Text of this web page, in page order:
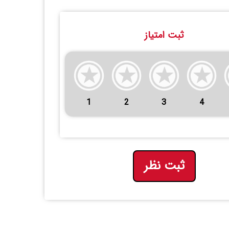
ثبت امتیاز
1 2 3 4
ثبت نظر